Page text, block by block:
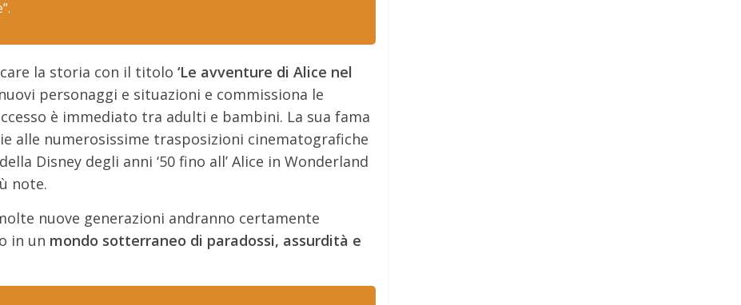
la storia con il titolo ‘Le avventure di Alice nel
personaggi e situazioni e commissiona le
è immediato tra adulti e bambini. La sua fama
alle numerosissime trasposizioni cinematografiche
Disney degli anni ‘50 fino all’ Alice in Wonderland
note.
nuove generazioni andranno certamente
in un mondo sotterraneo di paradossi, assurdità e